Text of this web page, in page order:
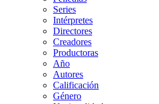
Series
Intérpretes
Directores
Creadores
Productoras
Año
Autores
Calificación
Género